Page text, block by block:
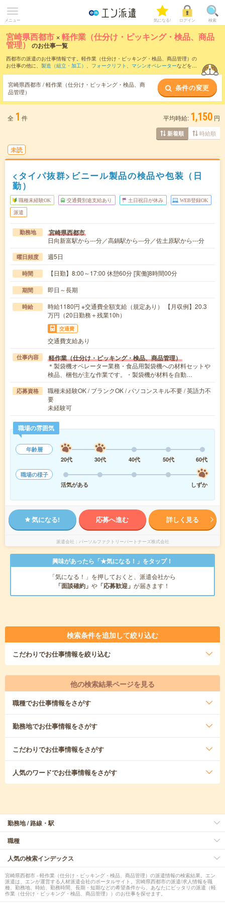
メニュー 気になる! ログイン 検索
宮崎県西都市 ×軽作業（仕分け・ピッキング・検品、商品
管理） のお仕事一覧
西都市の派遣のお仕事情報です。軽作業（仕分け・ピッキング・検品、商品管理）の
お仕事の他に、 製造（組立・加工） 、 フォークリフト 、 マシンオペレーターなどを取
軽作業（仕分け・ピッキング・検品、商品
管理）のお仕事とは？とは？
宮崎県西都市 / 軽作業（仕分け・ピッキング・検品、商
品管理）
条件の変更
全 1 件 平均時給: 1,150 円
新着順 時給順
未読
<タイパ抜群>ビニール製品の検品や包装（日
勤）
職種未経験OK 交通費別途支給あり 土日祝日が休み WEB登録OK
派遣
勤務地 宮崎県西都市
日向新富駅から---分／高鍋駅から---分／佐土原駅から---分
曜日頻度 週5日
時間 【日勤】8:00～17:00 休憩60分 [実働]8時間00分
期間 即日～長期
時給
時給1180円 ※交通費全額支給（規定あり） 【月収例】20.3
万円（20日勤務＋残業10h）
交通費
交通費支給あり
仕事内容 軽作業（仕分け・ピッキング・検品、商品管理）
＊製袋機オペレーター業務・食品用製袋機への材料セットや
検品、梱包が主な作業です。・製袋機が材料を自動…
応募資格
職種未経験OK / ブランクOK / パソコンスキル不要 / 英語力不
要
未経験可
職場の雰囲気
年齢層
20代
30代 40代 50代
60代
職場の様子
活気がある
しずか
気になる! 応募へ進む 詳しく見る
派遣会社 パーソルファクトリーパートナーズ株式会社
興味があったら「★気になる！」をタップ！
「気になる！」を押しておくと、派遣会社から
「面談確約」 や 「応募歓迎」 が届きます！
検索条件を追加して絞り込む
こだわりでお仕事情報を絞り込む
他の検索結果ページを見る
職種でお仕事情報をさがす
勤務地でお仕事情報をさがす
こだわりでお仕事情報をさがす
人気のワードでお仕事情報をさがす
勤務地 / 路線・駅
職種
人気の検索インデックス
宮崎県西都市 - 軽作業（仕分け・ピッキング・検品、商品管理）の派遣情報の検索結果。エン
派遣は、エンが運営する人材派遣会社のポータルサイト。宮崎県西都市の派遣/求人情報を職
種、勤務地、時給、勤務時間、長期・短期などの希望条件から、あなたにピッタリの派遣（軽
作業（仕分け・ピッキング・検品、商品管理））のお仕事を探せます。